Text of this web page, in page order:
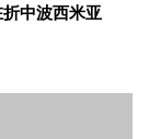
中波西米亚